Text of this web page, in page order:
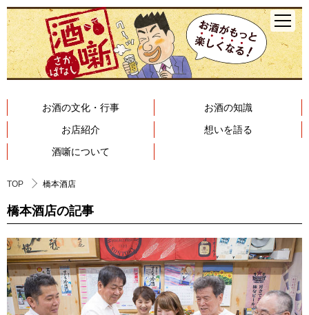
お酒の文化・行事
お酒の知識
お店紹介
想いを語る
酒噺について
TOP 橋本酒店
橋本酒店の記事